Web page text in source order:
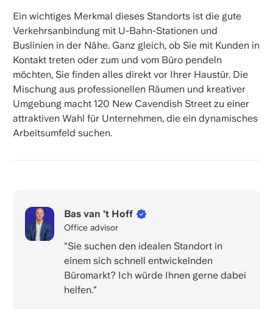
Ein wichtiges Merkmal dieses Standorts ist die gute
Verkehrsanbindung mit U-Bahn-Stationen und
Buslinien in der Nähe. Ganz gleich, ob Sie mit Kunden in
Kontakt treten oder zum und vom Büro pendeln
möchten, Sie finden alles direkt vor Ihrer Haustür. Die
Mischung aus professionellen Räumen und kreativer
Umgebung macht 120 New Cavendish Street zu einer
attraktiven Wahl für Unternehmen, die ein dynamisches
Arbeitsumfeld suchen.
Bas van 't Hoff
Office advisor
"Sie suchen den idealen Standort in
einem sich schnell entwickelnden
Büromarkt? Ich würde Ihnen gerne dabei
helfen."